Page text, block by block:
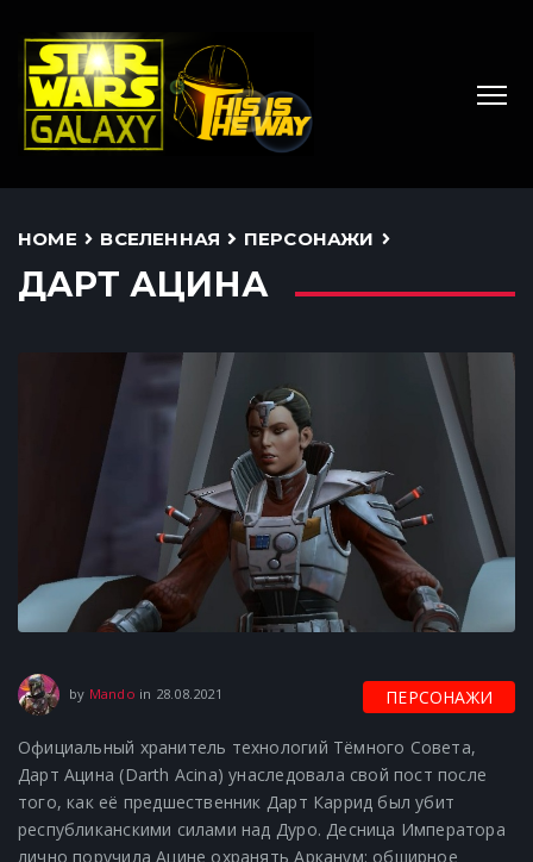
HOME ВСЕЛЕННАЯ ПЕРСОНАЖИ
ДАРТ АЦИНА
by Mando in 28.08.2021 ПЕРСОНАЖИ
Официальный хранитель технологий Тёмного Совета,
Дарт Ацина (Darth Acina) унаследовала свой пост после
того, как её предшественник Дарт Каррид был убит
республиканскими силами над Дуро. Десница Императора
лично поручила Ацине охранять Арканум: обширное